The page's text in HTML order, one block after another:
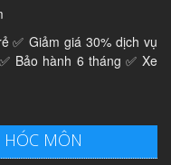
✅ Giảm giá 30% dịch vụ
Bảo hành 6 tháng ✅ Xe
MÔN